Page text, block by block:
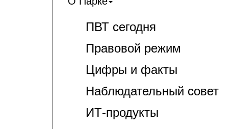
ПВТ сегодня
Правовой режим
Цифры и факты
Наблюдательный совет
ИТ-продукты